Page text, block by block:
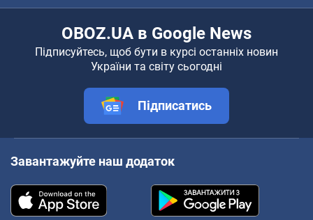
OBOZ.UA в Google News
Підписуйтесь, щоб бути в курсі останніх новин
України та світу сьогодні
Підписатись
Завантажуйте наш додаток